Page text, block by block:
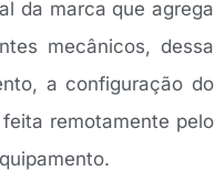
da marca que agrega
mecânicos, dessa
a configuração do
remotamente pelo